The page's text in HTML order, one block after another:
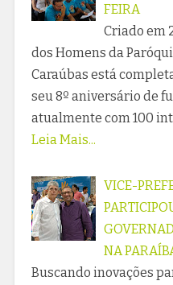
FEIRA
Criado em
dos Homens da
Caraúbas está
seu 8º aniversário de
atualmente com 100
Leia Mais...
VICE-
NA
Buscando inovações